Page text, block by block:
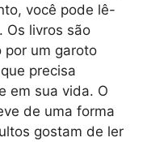
você pode lê-
Os livros são
por um garoto
precisa
em sua vida. O
de uma forma
gostam de ler